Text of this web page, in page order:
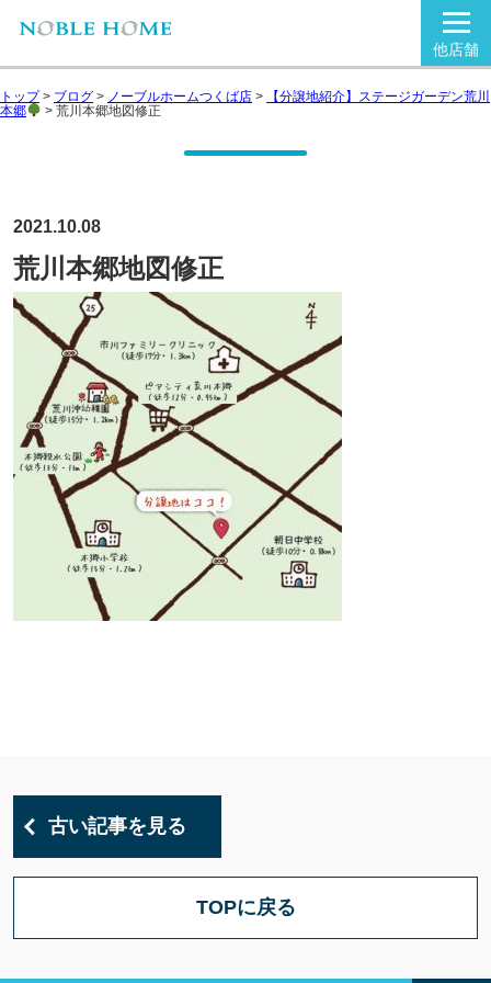
他店舗
トップ> ブログ > ノーブルホームつくば店 >
【分譲地紹介】ステージガーデン荒川
本郷
> 荒川本郷地図修正
2021.10.08
荒川本郷地図修正
古い記事を見る
TOPに戻る